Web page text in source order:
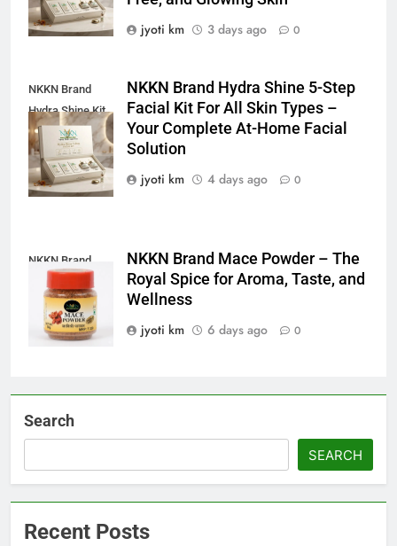
jyoti km
3 days ago 0
NKKN Brand
Hydra Shine Kit
For All Skin
Types
NKKN Brand Hydra Shine 5-Step
Facial Kit For All Skin Types –
Your Complete At-Home Facial
Solution
jyoti km
4 days ago 0
NKKN Brand
Mace Powder
NKKN Brand Mace Powder – The
Royal Spice for Aroma, Taste, and
Wellness
jyoti km
6 days ago 0
Search
SEARCH
Recent Posts